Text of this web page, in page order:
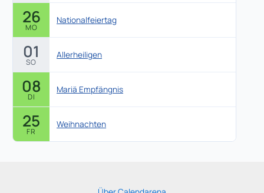
26
MO
Nationalfeiertag
01
SO
Allerheiligen
08
DI
Mariä Empfängnis
25
FR
Weihnachten